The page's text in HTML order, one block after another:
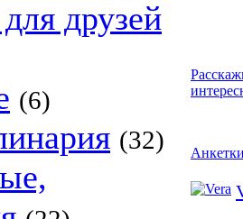
друзей
(6)
(32)